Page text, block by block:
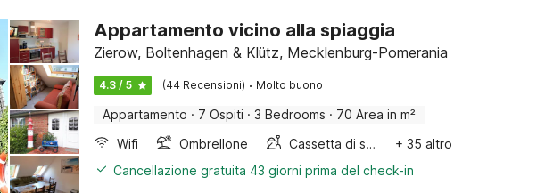
Appartamento vicino alla spiaggia
Zierow, Boltenhagen & Klütz, Mecklenburg-Pomerania
4.3 / 5 (44 Recensioni) · Molto buono
Appartamento · 7 Ospiti · 3 Bedrooms · 70 Area in m²
Wifi
Ombrellone Cassetta di sabbia
+ 35 altro
Cancellazione gratuita 43 giorni prima del check-in